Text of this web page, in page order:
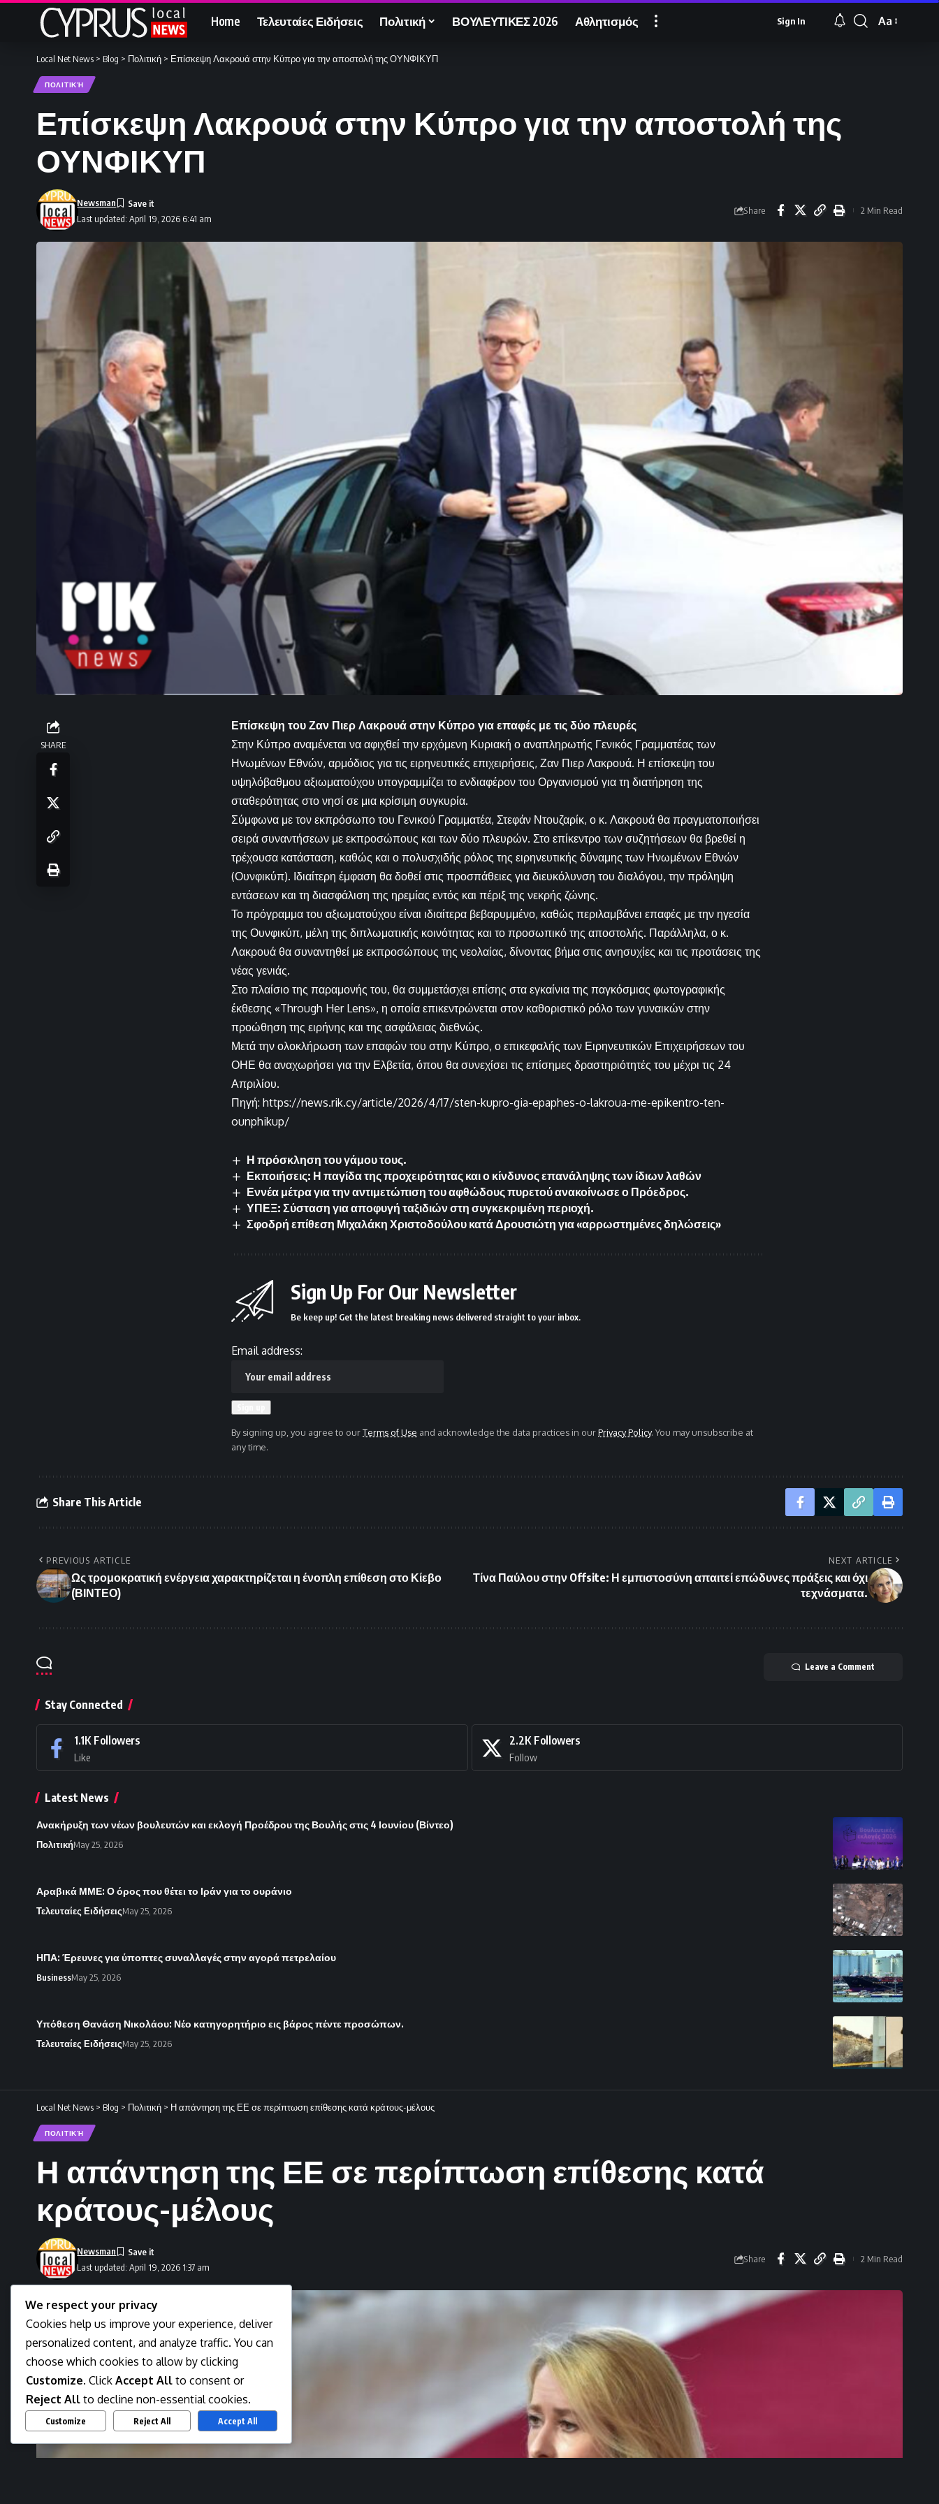
Home Τελευταίες Ειδήσεις Πολιτική ΒΟΥΛΕΥΤΙΚΕΣ 2026 Αθλητισμός Sign In
Font
Aa
Local Net News > Blog > Πολιτική > Επίσκεψη Λακρουά στην Κύπρο για την αποστολή της ΟΥΝΦΙΚΥΠ
ΠΟΛΙΤΙΚΉ
Επίσκεψη Λακρουά στην Κύπρο για την αποστολή της
ΟΥΝΦΙΚΥΠ
Last updated: April 19, 2026 6:41 am
Newsman
Share 2 Min Read
SHARE
Επίσκεψη του Ζαν Πιερ Λακρουά στην Κύπρο για επαφές με τις δύο πλευρές
Στην Κύπρο αναμένεται να αφιχθεί την ερχόμενη Κυριακή ο αναπληρωτής Γενικός Γραμματέας των
Ηνωμένων Εθνών, αρμόδιος για τις ειρηνευτικές επιχειρήσεις, Ζαν Πιερ Λακρουά. Η επίσκεψη του
υψηλόβαθμου αξιωματούχου υπογραμμίζει το ενδιαφέρον του Οργανισμού για τη διατήρηση της
σταθερότητας στο νησί σε μια κρίσιμη συγκυρία.
Σύμφωνα με τον εκπρόσωπο του Γενικού Γραμματέα, Στεφάν Ντουζαρίκ, ο κ. Λακρουά θα πραγματοποιήσει
σειρά συναντήσεων με εκπροσώπους και των δύο πλευρών. Στο επίκεντρο των συζητήσεων θα βρεθεί η
τρέχουσα κατάσταση, καθώς και ο πολυσχιδής ρόλος της ειρηνευτικής δύναμης των Ηνωμένων Εθνών
(Ουνφικύπ). Ιδιαίτερη έμφαση θα δοθεί στις προσπάθειες για διευκόλυνση του διαλόγου, την πρόληψη
εντάσεων και τη διασφάλιση της ηρεμίας εντός και πέριξ της νεκρής ζώνης.
Το πρόγραμμα του αξιωματούχου είναι ιδιαίτερα βεβαρυμμένο, καθώς περιλαμβάνει επαφές με την ηγεσία
της Ουνφικύπ, μέλη της διπλωματικής κοινότητας και το προσωπικό της αποστολής. Παράλληλα, ο κ.
Λακρουά θα συναντηθεί με εκπροσώπους της νεολαίας, δίνοντας βήμα στις ανησυχίες και τις προτάσεις της
νέας γενιάς.
Στο πλαίσιο της παραμονής του, θα συμμετάσχει επίσης στα εγκαίνια της παγκόσμιας φωτογραφικής
έκθεσης «Through Her Lens», η οποία επικεντρώνεται στον καθοριστικό ρόλο των γυναικών στην
προώθηση της ειρήνης και της ασφάλειας διεθνώς.
Μετά την ολοκλήρωση των επαφών του στην Κύπρο, ο επικεφαλής των Ειρηνευτικών Επιχειρήσεων του
ΟΗΕ θα αναχωρήσει για την Ελβετία, όπου θα συνεχίσει τις επίσημες δραστηριότητές του μέχρι τις 24
Απριλίου.
Πηγή: https://news.rik.cy/article/2026/4/17/sten-kupro-gia-epaphes-o-lakroua-me-epikentro-ten-
ounphikup/
Η πρόσκληση του γάμου τους.
Εκποιήσεις: Η παγίδα της προχειρότητας και ο κίνδυνος επανάληψης των ίδιων λαθών
Εννέα μέτρα για την αντιμετώπιση του αφθώδους πυρετού ανακοίνωσε ο Πρόεδρος.
ΥΠΕΞ: Σύσταση για αποφυγή ταξιδιών στη συγκεκριμένη περιοχή.
Σφοδρή επίθεση Μιχαλάκη Χριστοδούλου κατά Δρουσιώτη για «αρρωστημένες δηλώσεις»
Sign Up For Our Newsletter
Be keep up! Get the latest breaking news delivered straight to your inbox.
Email address:
By signing up, you agree to ourTerms of Use and acknowledge the data practices in ourPrivacy Policy. You may unsubscribe at
any time.
Share This Article
PREVIOUS ARTICLE
Ως τρομοκρατική ενέργεια χαρακτηρίζεται η ένοπλη επίθεση στο Κίεβο
(ΒΙΝΤΕΟ)
NEXT ARTICLE
Τίνα Παύλου στην Offsite: Η εμπιστοσύνη απαιτεί επώδυνες πράξεις και όχι
τεχνάσματα.
Leave a Comment
Stay Connected
1.1K Followers
Like
2.2K Followers
Follow
Latest News
Ανακήρυξη των νέων βουλευτών και εκλογή Προέδρου της Βουλής στις 4 Ιουνίου (Βίντεο)
ΠολιτικήMay 25, 2026
Αραβικά ΜΜΕ: Ο όρος που θέτει το Ιράν για το ουράνιο
Τελευταίες ΕιδήσειςMay 25, 2026
ΗΠΑ: Έρευνες για ύποπτες συναλλαγές στην αγορά πετρελαίου
BusinessMay 25, 2026
Υπόθεση Θανάση Νικολάου: Νέο κατηγορητήριο εις βάρος πέντε προσώπων.
Τελευταίες ΕιδήσειςMay 25, 2026
Local Net News > Blog > Πολιτική > Η απάντηση της ΕΕ σε περίπτωση επίθεσης κατά κράτους-μέλους
ΠΟΛΙΤΙΚΉ
Η απάντηση της ΕΕ σε περίπτωση επίθεσης κατά
κράτους-μέλους
Last updated: April 19, 2026 1:37 am
Newsman
Share 2 Min Read
We respect your privacy
Cookies help us improve your experience, deliver
personalized content, and analyze traffic. You can
choose which cookies to allow by clicking
Customize. Click Accept All to consent or
Reject All to decline non-essential cookies.
Customize Reject All Accept All